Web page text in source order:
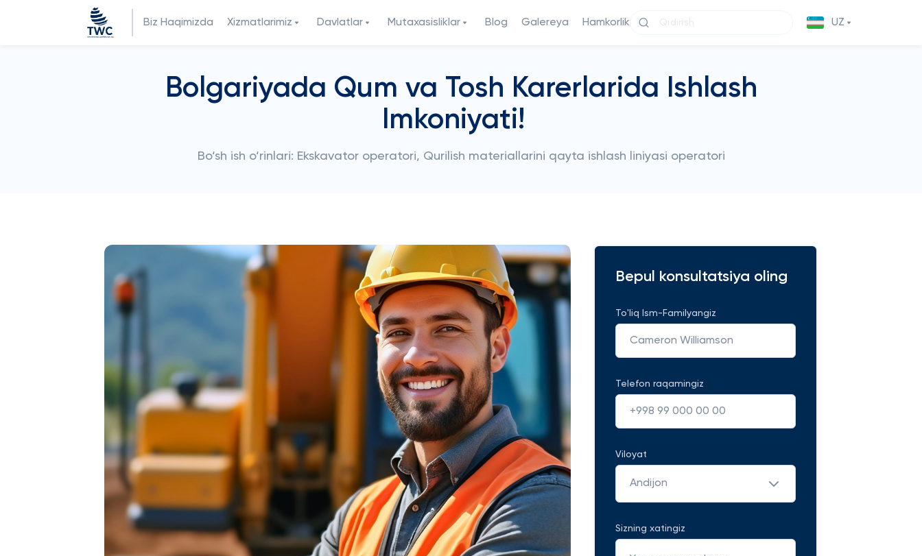
Biz Haqimizda Xizmatlarimiz Davlatlar Mutaxasisliklar Blog Galereya Hamkorlik UZ
Bolgariyada Qum va Tosh Karerlarida Ishlash
Imkoniyati!
Bo‘sh ish o‘rinlari: Ekskavator operatori, Qurilish materiallarini qayta ishlash liniyasi operatori
Bepul konsultatsiya oling
To'liq Ism-Familyangiz
Telefon raqamingiz
Viloyat
Andijon
Sizning xatingiz